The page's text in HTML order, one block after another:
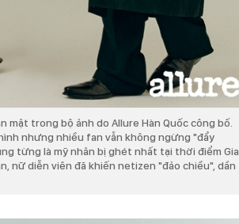
trong bộ ảnh do Allure Hàn Quốc công bố.
nhưng nhiều fan vẫn không ngừng "đẩy
từng là mỹ nhân bị ghét nhất tại thời điểm Gia
nữ diễn viên đã khiến netizen "đảo chiều", dần